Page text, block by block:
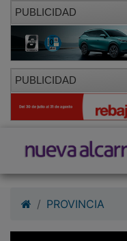
PUBLICIDAD
PUBLICIDAD